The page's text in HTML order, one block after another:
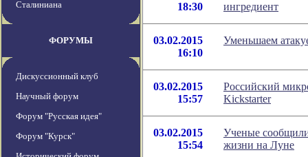
Сталиниана
ФОРУМЫ
Дискуссионный клуб
Научный форум
Форум "Русская идея"
Форум "Курск"
18:30
ингредиент
03.02.2015
16:10
Уменьшаем
03.02.2015
15:57
Российский
Kickstarter
03.02.2015
15:54
Ученые
жизни на Луне